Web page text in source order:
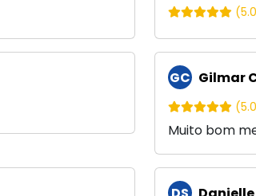
GC Gilmar
Muito bom